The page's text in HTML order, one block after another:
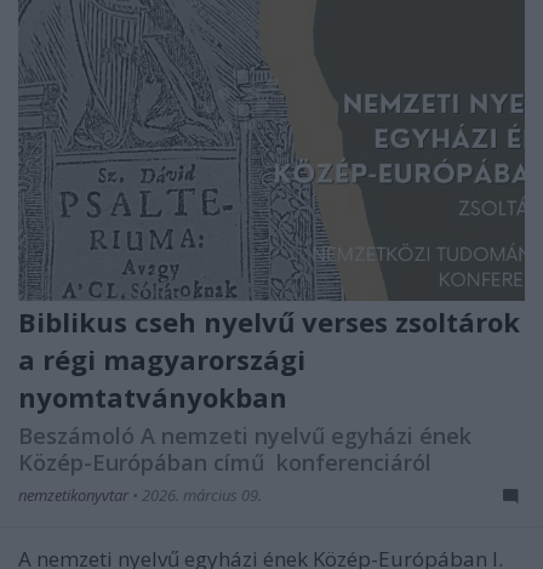
Biblikus cseh nyelvű verses zsoltárok
a régi magyarországi
nyomtatványokban
Beszámoló A nemzeti nyelvű egyházi ének
Közép-Európában című konferenciáról
nemzetikonyvtar • 2026. március 09.
A nemzeti nyelvű egyházi ének Közép-Európában I.